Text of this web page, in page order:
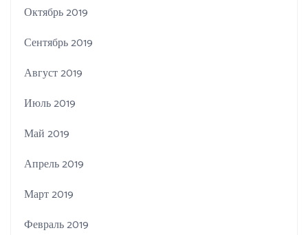
Октябрь 2019
Сентябрь 2019
Август 2019
Июль 2019
Май 2019
Апрель 2019
Март 2019
Февраль 2019